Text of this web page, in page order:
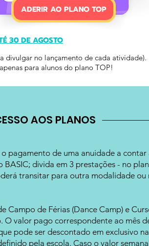
ADERIR AO PLANO TOP
30 DE AGOSTO
divulgar no lançamento de cada atividade).
para alunos do plano TOP!
AOS PLANOS
pagamento de uma anuidade a
divida em 3 prestações - no
transitar para outra modalidade ou
Campo de Férias (Dance Camp) e
valor pago correspondente ao mês
pode ser descontado em exclusivo
pela escola. Caso o valor